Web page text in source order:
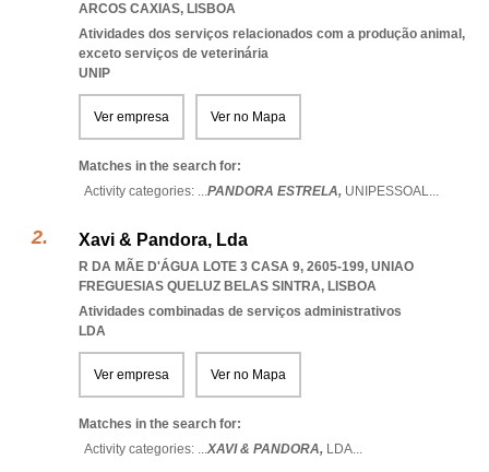
ARCOS CAXIAS, LISBOA
Atividades dos serviços relacionados com a produção animal,
exceto serviços de veterinária
UNIP
Ver empresa Ver no Mapa
Matches in the search for:
Activity categories: ...PANDORA ESTRELA, UNIPESSOAL...
Xavi & Pandora, Lda
R DA MÃE D'ÁGUA LOTE 3 CASA 9, 2605-199, UNIAO
FREGUESIAS QUELUZ BELAS SINTRA, LISBOA
Atividades combinadas de serviços administrativos
LDA
Ver empresa Ver no Mapa
Matches in the search for:
Activity categories: ...XAVI & PANDORA, LDA...